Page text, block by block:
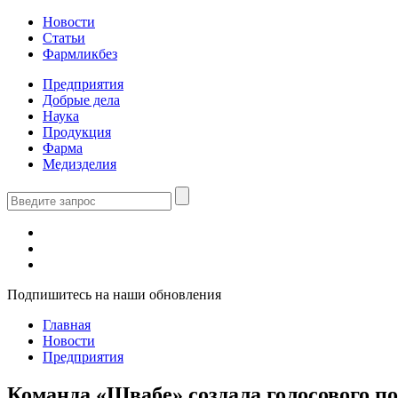
Новости
Статьи
Фармликбез
Предприятия
Добрые дела
Наука
Продукция
Фарма
Медизделия
Подпишитесь на наши обновления
Главная
Новости
Предприятия